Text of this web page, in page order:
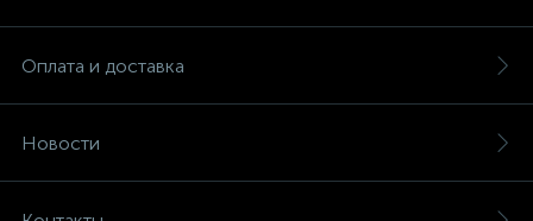
Оплата и доставка
Новости